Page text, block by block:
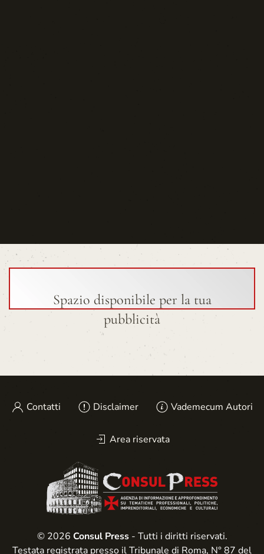
Spazio disponibile per la tua
pubblicità
Contatti Disclaimer Vademecum Autori
Area riservata
© 2026 Consul Press- Tutti i diritti riservati.
Testata registrata presso il Tribunale di Roma, N° 87 del